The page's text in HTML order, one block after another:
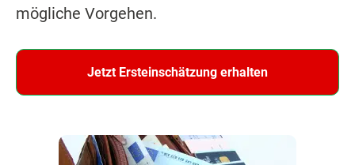
mögliche Vorgehen.
Jetzt Ersteinschätzung erhalten